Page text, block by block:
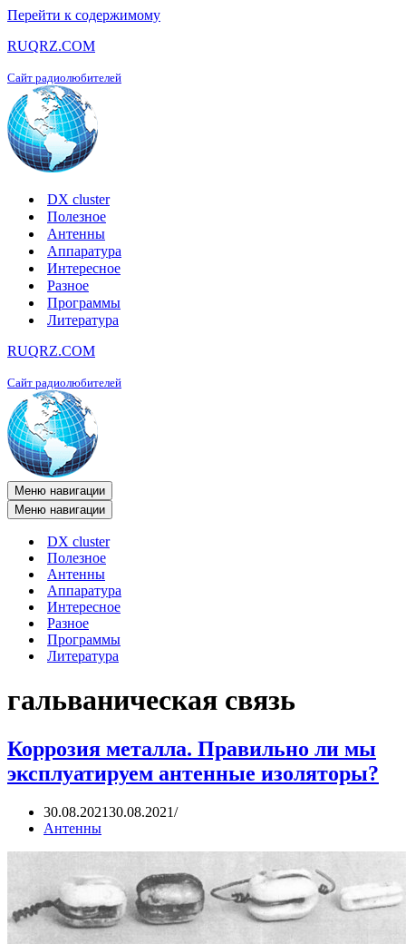
Перейти к содержимому
RUQRZ.COM
Сайт радиолюбителей
DX cluster
Полезное
Антенны
Аппаратура
Интересное
Разное
Программы
Литература
RUQRZ.COM
Сайт радиолюбителей
Меню навигации
Меню навигации
DX cluster
Полезное
Антенны
Аппаратура
Интересное
Разное
Программы
Литература
гальваническая связь
Коррозия металла. Правильно ли мы
эксплуатируем антенные изоляторы?
30.08.202130.08.2021
Антенны